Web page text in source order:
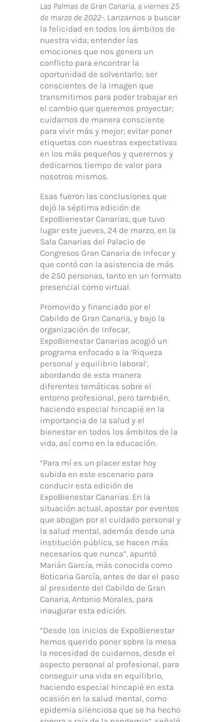
Las Palmas de Gran Canaria, a viernes 25
de marzo de 2022-. Lanzarnos a buscar
la felicidad en todos los ámbitos de
nuestra vida; entender las
emociones que nos genera un
conflicto para encontrar la
oportunidad de solventarlo; ser
conscientes de la imagen que
transmitimos para poder trabajar en
el cambio que queremos proyectar;
cuidarnos de manera consciente
para vivir más y mejor; evitar poner
etiquetas con nuestras expectativas
en los más pequeños y querernos y
dedicarnos tiempo de valor para
nosotros mismos.
Esas fueron las conclusiones que
dejó la séptima edición de
ExpoBienestar Canarias, que tuvo
lugar este jueves, 24 de marzo, en la
Sala Canarias del Palacio de
Congresos Gran Canaria de Infecar y
que contó con la asistencia de más
de 250 personas, tanto en un formato
presencial como virtual.
Promovido y financiado por el
Cabildo de Gran Canaria, y bajo la
organización de Infecar,
ExpoBienestar Canarias acogió un
programa enfocado a la ‘Riqueza
personal y equilibrio laboral’,
abordando de esta manera
diferentes temáticas sobre el
entorno profesional, pero también,
haciendo especial hincapié en la
importancia de la salud y el
bienestar en todos los ámbitos de la
vida, así como en la educación.
“Para mí es un placer estar hoy
subida en este escenario para
conducir esta edición de
ExpoBienestar Canarias. En la
situación actual, apostar por eventos
que abogan por el cuidado personal y
la salud mental, además desde una
institución pública, se hacen más
necesarios que nunca”, apuntó
Marián García, más conocida como
Boticaria García, antes de dar el paso
al presidente del Cabildo de Gran
Canaria, Antonio Morales, para
inaugurar esta edición.
“Desde los inicios de ExpoBienestar
hemos querido poner sobre la mesa
la necesidad de cuidarnos, desde el
aspecto personal al profesional, para
conseguir una vida en equilibrio,
haciendo especial hincapié en esta
ocasión en la salud mental, como
epidemia silenciosa que se ha hecho